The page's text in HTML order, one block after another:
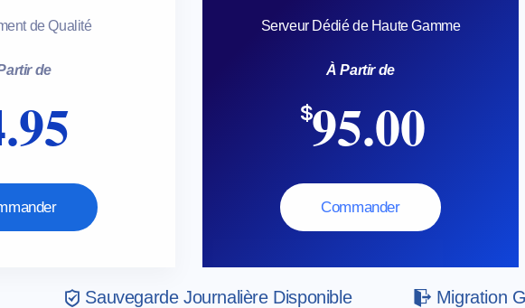
de Qualité
de
Serveur Dédié de Haute Gamme
À Partir de
$95.00
Commander
Sauvegarde Journalière Disponible Migration